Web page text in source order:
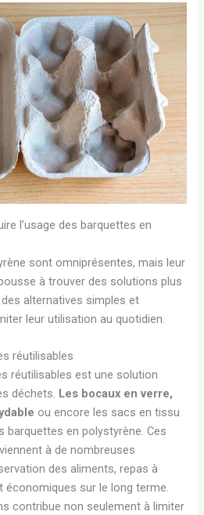
l’usage des barquettes en
sont omniprésentes, mais leur
à trouver des solutions plus
alternatives simples et
leur utilisation au quotidien.
réutilisables
réutilisables est une solution
déchets. Les bocaux en verre,
ou encore les sacs en tissu
barquettes en polystyrène. Ces
à de nombreuses
des aliments, repas à
économiques sur le long terme.
contribue non seulement à limiter